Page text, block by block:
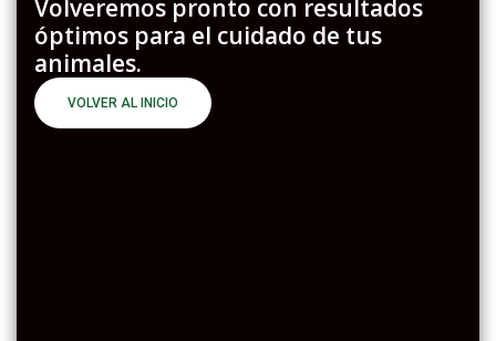
Volveremos pronto con resultados
óptimos para el cuidado de tus
animales.
VOLVER AL INICIO